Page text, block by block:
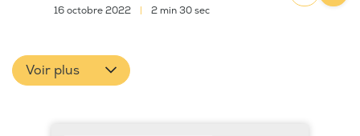
16 octobre 2022 2 min 30 sec
Voir plus